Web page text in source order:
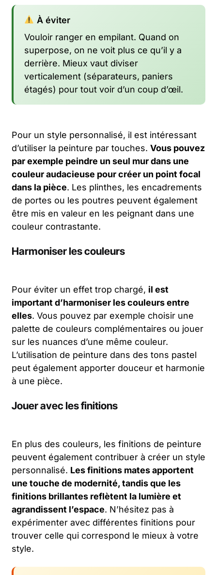
À éviter
Vouloir ranger en empilant. Quand on
superpose, on ne voit plus ce qu’il y a
derrière. Mieux vaut diviser
verticalement (séparateurs, paniers
étagés) pour tout voir d’un coup d’œil.
Pour un style personnalisé, il est intéressant
d’utiliser la peinture par touches. Vous pouvez
par exemple peindre un seul mur dans une
couleur audacieuse pour créer un point focal
dans la pièce. Les plinthes, les encadrements
de portes ou les poutres peuvent également
être mis en valeur en les peignant dans une
couleur contrastante.
Harmoniser les couleurs
Pour éviter un effet trop chargé, il est
important d’harmoniser les couleurs entre
elles. Vous pouvez par exemple choisir une
palette de couleurs complémentaires ou jouer
sur les nuances d’une même couleur.
L’utilisation de peinture dans des tons pastel
peut également apporter douceur et harmonie
à une pièce.
Jouer avec les finitions
En plus des couleurs, les finitions de peinture
peuvent également contribuer à créer un style
personnalisé. Les finitions mates apportent
une touche de modernité, tandis que les
finitions brillantes reflètent la lumière et
agrandissent l’espace. N’hésitez pas à
expérimenter avec différentes finitions pour
trouver celle qui correspond le mieux à votre
style.